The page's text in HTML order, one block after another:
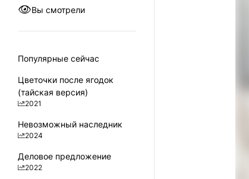
Вы смотрели
Популярные сейчас
Цветочки после ягодок
(тайская версия)
2021
Невозможный наследник
2024
Деловое предложение
2022